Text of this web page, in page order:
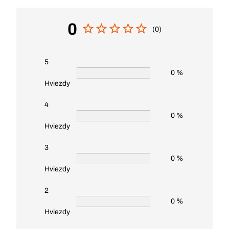
0 (0)
5
Hviezdy
0 %
4
Hviezdy
0 %
3
Hviezdy
0 %
2
Hviezdy
0 %